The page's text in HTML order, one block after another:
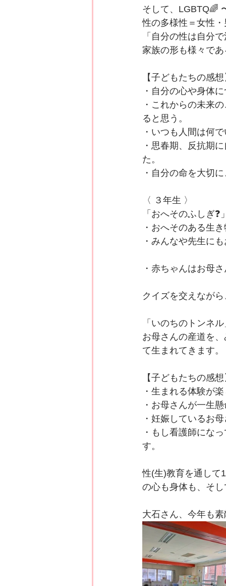
そして、LGBTQ🌈
性の多様性＝女性
「自分の性は自分
家族の形も様々で
【子どもたちの感
・自分の心や身体
・これからの未来
ると思う。
・いつも人間は何
・思春期、反抗期
た。
・自分の命を大切
〈 ３年生 〉
「おへそのふしぎ❓️
・おへそのある生
・みんなや先生に
・赤ちゃんはお母
クイズを交えなが
「いのちのトンネ
お母さんの産道を
て生まれてきます。
【子どもたちの感
・生まれる体験が
・お母さんが一生
・妊娠しているお
・もし看護師にな
す。
性(生)教育を通して
の心も身体も、そ
大石さん、今年も